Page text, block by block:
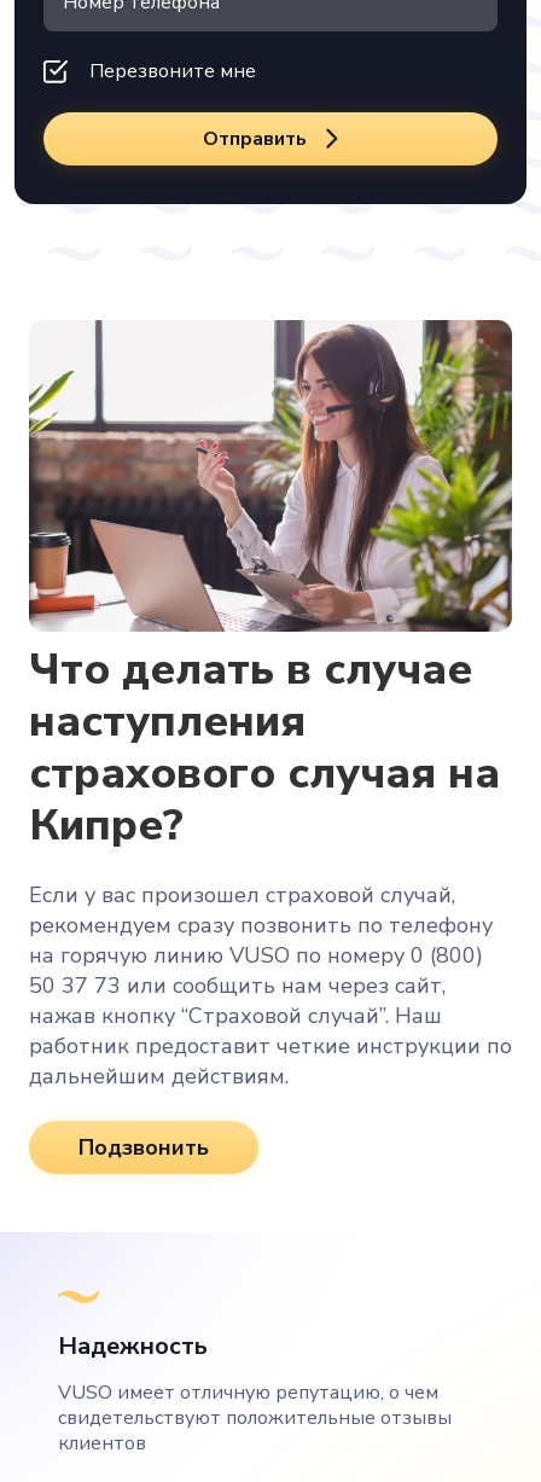
Перезвоните мне
Отправить
Что делать в случае
наступления
страхового случая на
Кипре?
Если у вас произошел страховой случай,
рекомендуем сразу позвонить по телефону
на горячую линию VUSO по номеру 0 (800)
50 37 73 или сообщить нам через сайт,
нажав кнопку “Страховой случай”. Наш
работник предоставит четкие инструкции по
дальнейшим действиям.
Подзвонить
Надежность
VUSO имеет отличную репутацию, о чем
свидетельствуют положительные отзывы
клиентов